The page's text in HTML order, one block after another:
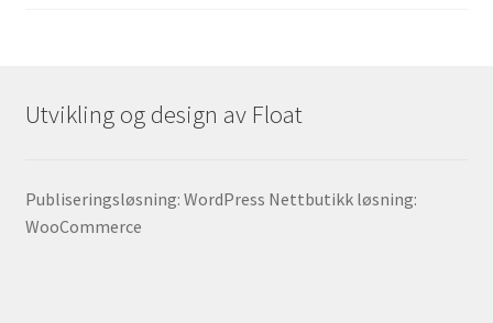
Utvikling og design av Float
Publiseringsløsning: WordPress Nettbutikk løsning:
WooCommerce